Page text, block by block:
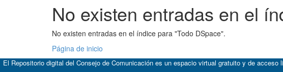
No existen entradas en el
No existen entradas en el índice para "Todo DSpace".
Página de inicio
El Repositorio digital del Consejo de Comunicación es un espacio virtual gratuito y de